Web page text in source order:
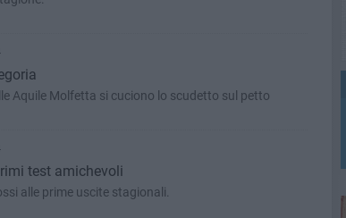
Aquile Molfetta si cuciono lo scudetto sul petto
test amichevoli
alle prime uscite stagionali.